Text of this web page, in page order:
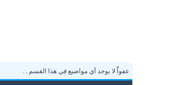
عفواًً لا يوجد أي مواضيع في هذا القسم . .